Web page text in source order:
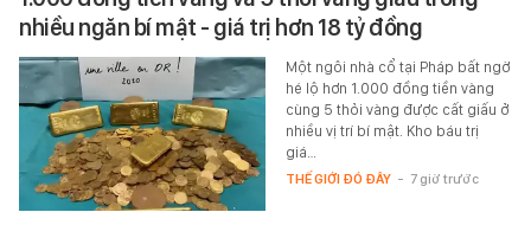
nhiều ngăn bí mật - giá trị hơn 18 tỷ đồng
Một ngôi nhà cổ tại Pháp bất ngờ
hé lộ hơn 1.000 đồng tiền vàng
cùng 5 thỏi vàng được cất giấu ở
nhiều vị trí bí mật. Kho báu trị
giá…
THẾ GIỚI ĐÓ ĐÂY - 7 giờ trước